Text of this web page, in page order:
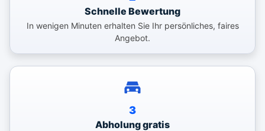
Schnelle Bewertung
In wenigen Minuten erhalten Sie Ihr persönliches, faires
Angebot.
3
Abholung gratis